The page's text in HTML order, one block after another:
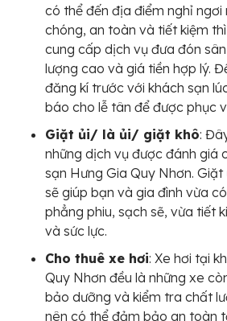
có thể đến địa điểm nghỉ
chóng, an toàn và tiết kiệm
cung cấp dịch vụ đưa đón
lượng cao và giá tiền hợp lý.
đăng kí trước với khách sạn
báo cho lễ tân để được phục
Giặt ủi/ là ủi/ giặt khô:
những dịch vụ được đánh giá
sạn Hưng Gia Quy Nhơn.
sẽ giúp bạn và gia đình vừa
phẳng phiu, sạch sẽ, vừa tiết
và sức lực.
Cho thuê xe hơi: Xe hơi tại
Quy Nhơn đều là những xe
bảo dưỡng và kiểm tra chất
nên có thể đảm bảo an toàn